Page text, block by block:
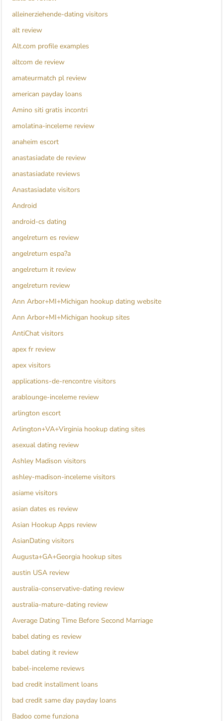
alleinerziehende-dating visitors
alt review
Alt.com profile examples
altcom de review
amateurmatch pl review
american payday loans
Amino siti gratis incontri
amolatina-inceleme review
anaheim escort
anastasiadate de review
anastasiadate reviews
Anastasiadate visitors
Android
android-cs dating
angelreturn es review
angelreturn espa?a
angelreturn it review
angelreturn review
Ann Arbor+MI+Michigan hookup dating website
Ann Arbor+MI+Michigan hookup sites
AntiChat visitors
apex fr review
apex visitors
applications-de-rencontre visitors
arablounge-inceleme review
arlington escort
Arlington+VA+Virginia hookup dating sites
asexual dating review
Ashley Madison visitors
ashley-madison-inceleme visitors
asiame visitors
asian dates es review
Asian Hookup Apps review
AsianDating visitors
Augusta+GA+Georgia hookup sites
austin USA review
australia-conservative-dating review
australia-mature-dating review
Average Dating Time Before Second Marriage
babel dating es review
babel dating it review
babel-inceleme reviews
bad credit installment loans
bad credit same day payday loans
Badoo come funziona